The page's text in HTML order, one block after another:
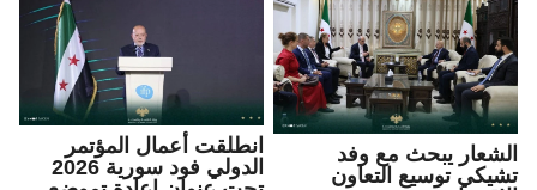
الشعار يبحث مع وفد
تشيكي توسيع التعاون
انطلقت أعمال المؤتمر
الدولي فود سورية 2026